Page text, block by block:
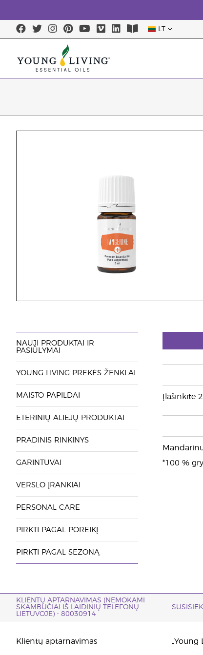
LT
NAUJI PRODUKTAI IR
PASIŪLYMAI
YOUNG LIVING PREKĖS ŽENKLAI
MAISTO PAPILDAI
ETERINIŲ ALIEJŲ PRODUKTAI
PRADINIS RINKINYS
GARINTUVAI
VERSLO ĮRANKIAI
PERSONAL CARE
PIRKTI PAGAL POREIKĮ
PIRKTI PAGAL SEZONĄ
Įlašinkite
*100 %
KLIENTŲ APTARNAVIMAS (NEMOKAMI
SKAMBUČIAI IŠ LAIDINIŲ TELEFONŲ
LIETUVOJE) - 80030914
Klientų aptarnavimas „Young